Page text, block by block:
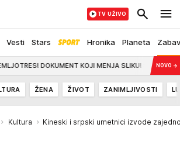
Vesti Stars Hronika Planeta
TV UŽIVO
DOKUMENT KOJI MENJA SLIKU! Sve je procurilo uNOVO →
ŽENA ŽIVOT ZANIMLJIVOSTI
Kultura Kineski i srpski umetnici izvode